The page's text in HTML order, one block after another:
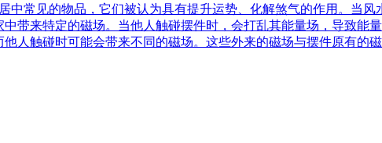
中常见的物品，它们被认为具有提升运势、化解煞气的作用。当
带来特定的磁场。当他人触碰摆件时，会打乱其能量场，导致能
人触碰时可能会带来不同的磁场。这些外来的磁场与摆件原有的